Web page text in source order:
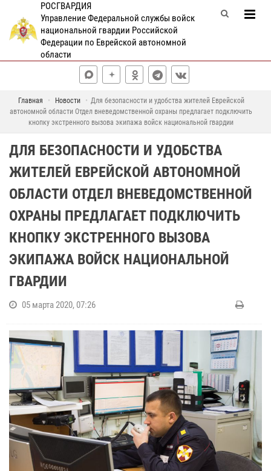
РОСГВАРДИЯ
Управление Федеральной службы войск
национальной гвардии Российской
Федерации по Еврейской автономной
области
Главная Новости
Для безопасности и удобства жителей Еврейской
автономной области Отдел вневедомственной охраны предлагает подключить
кнопку экстренного вызова экипажа войск национальной гвардии
ДЛЯ БЕЗОПАСНОСТИ И УДОБСТВА
ЖИТЕЛЕЙ ЕВРЕЙСКОЙ АВТОНОМНОЙ
ОБЛАСТИ ОТДЕЛ ВНЕВЕДОМСТВЕННОЙ
ОХРАНЫ ПРЕДЛАГАЕТ ПОДКЛЮЧИТЬ
КНОПКУ ЭКСТРЕННОГО ВЫЗОВА
ЭКИПАЖА ВОЙСК НАЦИОНАЛЬНОЙ
ГВАРДИИ
05 марта 2020, 07:26